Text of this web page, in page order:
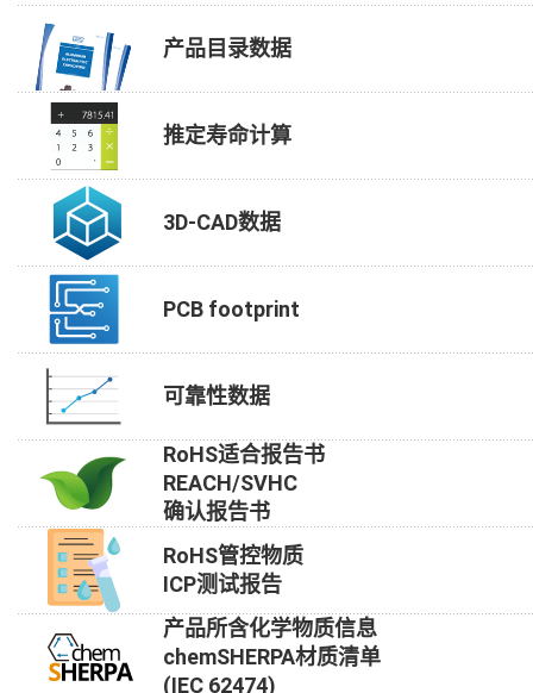
产品目录数据
推定寿命计算
3D-CAD数据
PCB footprint
可靠性数据
RoHS适合报告书
REACH/SVHC
确认报告书
RoHS管控物质
ICP测试报告
产品所含化学物质信息
chemSHERPA材质清单
(IEC 62474)